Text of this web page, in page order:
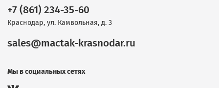
+7 (861) 234-35-60
Краснодар, ул. Камвольная, д. 3
sales@mactak-krasnodar.ru
Мы в социальных сетях